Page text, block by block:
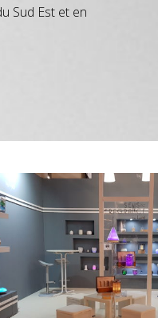
Sud Est et en